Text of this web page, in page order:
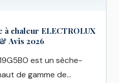
à chaleur ELECTROLUX
Avis 2026
est un sèche-
de gamme de